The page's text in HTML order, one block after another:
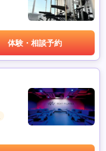
体験・相談予約